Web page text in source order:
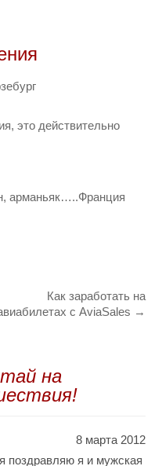
это действительно
арманьяк…..Франция
Как заработать на
с AviaSales →
на
8 марта 2012
поздравляю я и мужская